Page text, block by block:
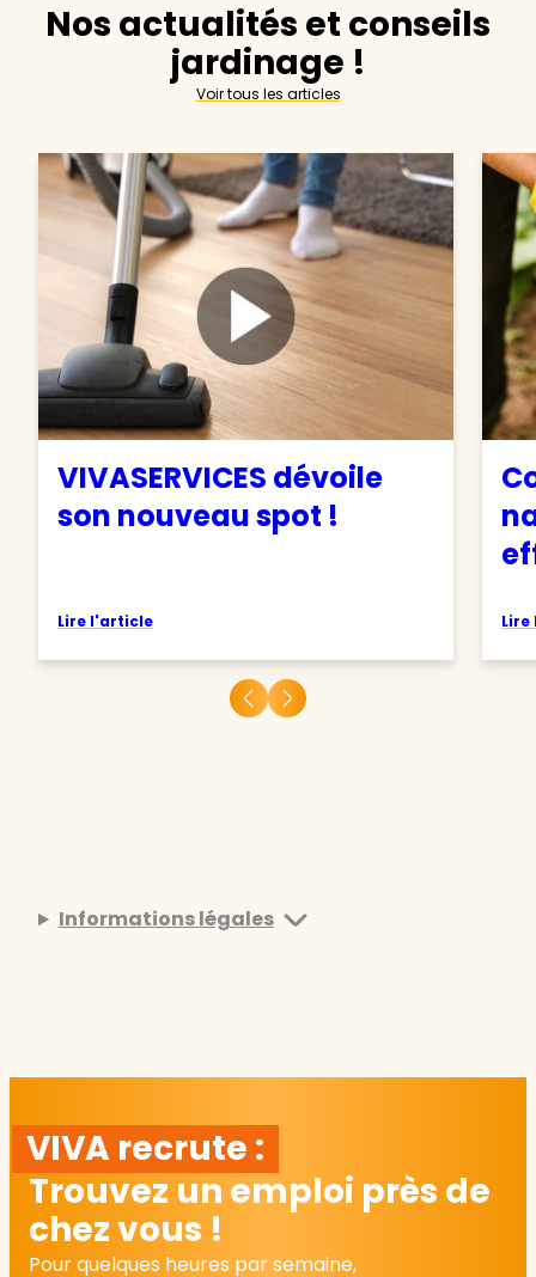
Nos actualités et conseils
jardinage !
Voir tous les articles
VIVASERVICES dévoile
son nouveau spot !
Lire l'article
Informations légales
VIVA recrute :
Trouvez un emploi près de
chez vous !
Pour quelques heures par semaine,